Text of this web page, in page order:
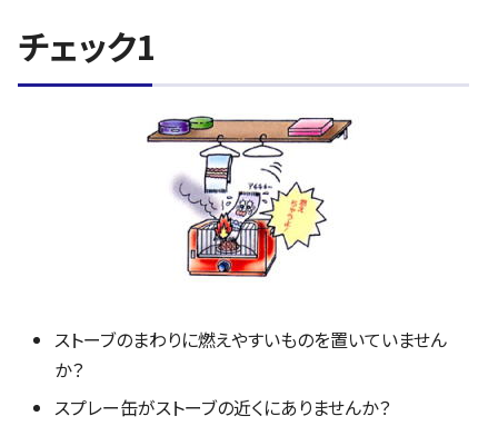
チェック1
ストーブのまわりに燃えやすいものを置いていません
か？
スプレー缶がストーブの近くにありませんか？